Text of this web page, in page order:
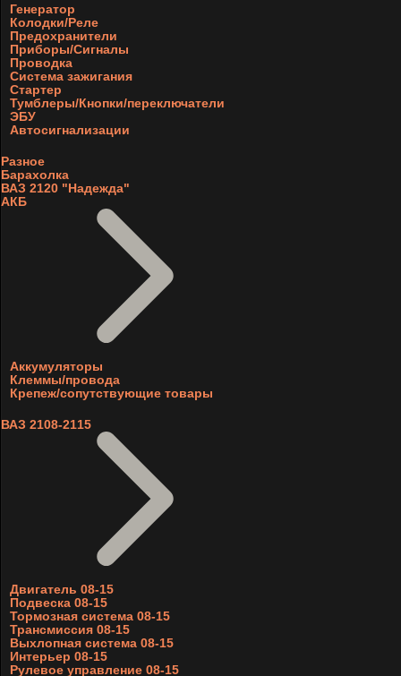
Генератор
Колодки/Реле
Предохранители
Приборы/Сигналы
Проводка
Система зажигания
Стартер
Тумблеры/Кнопки/переключатели
ЭБУ
Автосигнализации
Разное
Барахолка
ВАЗ 2120 "Надежда"
АКБ
Аккумуляторы
Клеммы/провода
Крепеж/сопутствующие товары
ВАЗ 2108-2115
Двигатель 08-15
Подвеска 08-15
Тормозная система 08-15
Трансмиссия 08-15
Выхлопная система 08-15
Интерьер 08-15
Рулевое управление 08-15